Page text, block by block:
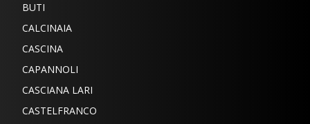
BUTI
CALCINAIA
CASCINA
CAPANNOLI
CASCIANA LARI
CASTELFRANCO